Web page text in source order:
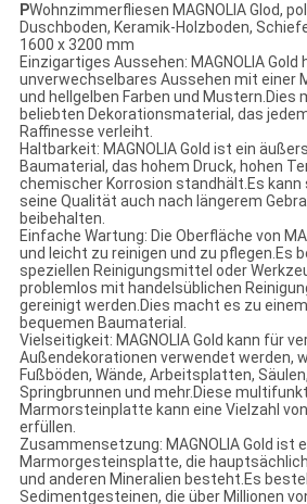
PWohnzimmerfliesen MAGNOLIA Glod,
Duschboden, Keramik-Holzboden,
1600 x 3200 mm
Einzigartiges Aussehen: MAGNOLIA Gold
unverwechselbares Aussehen mit einer
und hellgelben Farben und Mustern.Dies
beliebten Dekorationsmaterial, das
Raffinesse verleiht.
Haltbarkeit: MAGNOLIA Gold ist ein
Baumaterial, das hohem Druck, hohen
chemischer Korrosion standhält.Es kann
seine Qualität auch nach längerem
beibehalten.
Einfache Wartung: Die Oberfläche von
und leicht zu reinigen und zu pflegen.Es
speziellen Reinigungsmittel oder
problemlos mit handelsüblichen
gereinigt werden.Dies macht es zu
bequemen Baumaterial.
Vielseitigkeit: MAGNOLIA Gold kann für
Außendekorationen verwendet werden,
Fußböden, Wände, Arbeitsplatten,
Springbrunnen und mehr.Diese
Marmorsteinplatte kann eine Vielzahl
erfüllen.
Zusammensetzung: MAGNOLIA Gold ist
Marmorgesteinsplatte, die
und anderen Mineralien besteht.Es
Sedimentgesteinen, die über Millionen